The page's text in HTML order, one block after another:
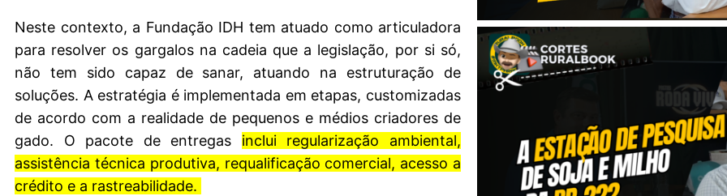
Neste contexto, a Fundação IDH tem atuado como articuladora
para resolver os gargalos na cadeia que a legislação, por si só,
não tem sido capaz de sanar, atuando na estruturação de
soluções. A estratégia é implementada em etapas, customizadas
de acordo com a realidade de pequenos e médios criadores de
gado. O pacote de entregas inclui regularização ambiental,
assistência técnica produtiva, requalificação comercial, acesso a
crédito e a rastreabilidade.